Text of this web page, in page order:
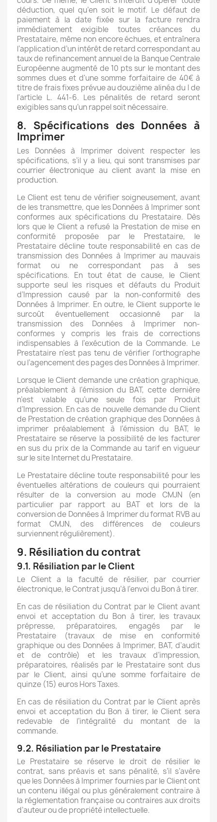
déduction, quel qu’en soit le motif. Le défaut de
paiement à la date fixée sur la facture rendra
immédiatement exigible toutes créances du
Prestataire, même non encore échues, et entraînera
l’application d’un intérêt de retard correspondant au
taux de refinancement annuel de la Banque Centrale
Européenne augmenté de 10 pts sur le montant des
sommes dues et d'une somme forfaitaire de 40€ à
titre de frais fixes prévue au douzième alinéa du I de
l'article L. 441-6. Les pénalités de retard seront
exigibles sans qu’un rappel soit nécessaire.
8. Spécifications des Données à
Imprimer
Les Données à Imprimer doivent respecter les
spécifications, s’il y a lieu, qui sont transmises par
courrier électronique au client avant la mise en
production.
Le Client est tenu de vérifier soigneusement, avant
de les transmettre, que les Données à Imprimer sont
conformes aux spécifications du Prestataire. Dès
lors que le Client a refusé la Prestation de mise en
conformité proposée par le Prestataire, le
Prestataire décline toute responsabilité en cas de
transmission des Données à Imprimer au mauvais
format ou ne correspondant pas à ses
spécifications. En tout état de cause, le Client
supporte seul les risques et défauts du Produit
d’Impression causé par la non-conformité des
Données à Imprimer. En outre, le Client supporte le
surcoût éventuellement occasionné par la
transmission des Données à Imprimer non-
conformes y compris les frais de corrections
indispensables à l’exécution de la Commande. Le
Prestataire n’est pas tenu de vérifier l’orthographe
ou l’agencement des pages des Données à Imprimer.
Lorsque le Client demande une création graphique,
préalablement à l’émission du BAT, cette dernière
n’est valable qu’une seule fois par Produit
d’Impression. En cas de nouvelle demande du Client
de Prestation de création graphique des Données à
imprimer préalablement à l’émission du BAT, le
Prestataire se réserve la possibilité de les facturer
en sus du prix de la Commande au tarif en vigueur
sur le site Internet du Prestataire.
Le Prestataire décline toute responsabilité pour les
éventuelles altérations de couleurs qui pourraient
résulter de la conversion au mode CMJN (en
particulier par rapport au BAT et lors de la
conversion de Données à Imprimer du format RVB au
format CMJN, des différences de couleurs
surviennent régulièrement).
9. Résiliation du contrat
9.1. Résiliation par le Client
Le Client a la faculté de résilier, par courrier
électronique, le Contrat jusqu’à l’envoi du Bon à tirer.
En cas de résiliation du Contrat par le Client avant
envoi et acceptation du Bon à tirer, les travaux
prépresse, préparatoires, engagés par le
Prestataire (travaux de mise en conformité
graphique ou des Données à Imprimer, BAT, d’audit
et de contrôle) et les travaux d’impression,
préparatoires, réalisés par le Prestataire sont dus
par le Client, ainsi qu’une somme forfaitaire de
quinze (15) euros Hors Taxes.
En cas de résiliation du Contrat par le Client après
envoi et acceptation du Bon à tirer, le Client sera
redevable de l’intégralité du montant de la
commande.
9.2. Résiliation par le Prestataire
Le Prestataire se réserve le droit de résilier le
contrat, sans préavis et sans pénalité, s’il s’avère
que les Données à Imprimer fournies par le Client ont
un contenu illégal ou plus généralement contraire à
la réglementation française ou contraires aux droits
d’auteur ou de propriété intellectuelle.